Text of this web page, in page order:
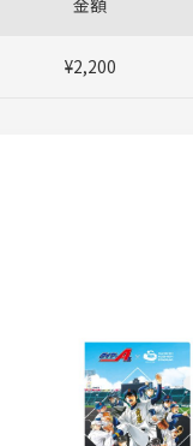
金額
¥2,200